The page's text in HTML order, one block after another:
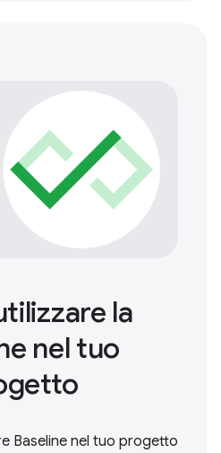
la
nel tuo
Baseline nel tuo progetto